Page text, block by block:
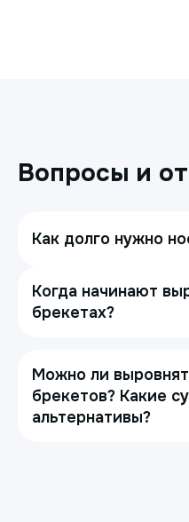
Вопросы и
Как долго нужно
Когда начинают
брекетах?
Можно ли
брекетов? Какие
альтернативы?